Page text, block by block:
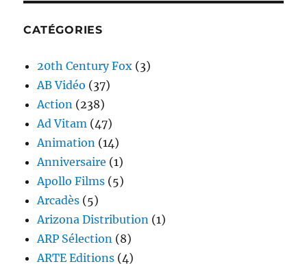
CATÉGORIES
20th Century Fox (3)
AB Vidéo (37)
Action (238)
Ad Vitam (47)
Animation (14)
Anniversaire (1)
Apollo Films (5)
Arcadès (5)
Arizona Distribution (1)
ARP Sélection (8)
ARTE Editions (4)